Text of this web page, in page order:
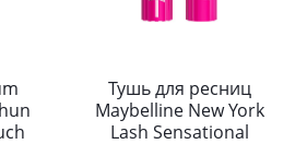
Тушь для ресниц
Maybelline New York
Lash Sensational